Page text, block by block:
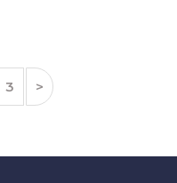
3 >